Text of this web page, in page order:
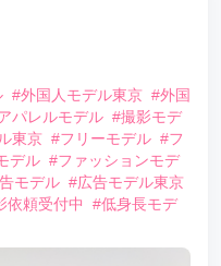
#外国人モデル東京 #外国
パレルモデル #撮影モデ
東京 #フリーモデル #フ
デル #ファッションモデ
モデル #広告モデル東京
依頼受付中
#低身長モデ